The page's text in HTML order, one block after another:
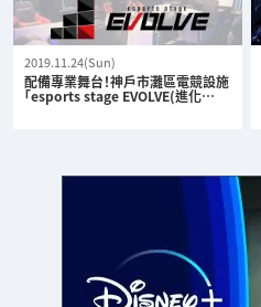
2019.11.24(Sun)
配備專業舞台！神戶市灘區電競設施
「esports stage EVOLVE(進化…